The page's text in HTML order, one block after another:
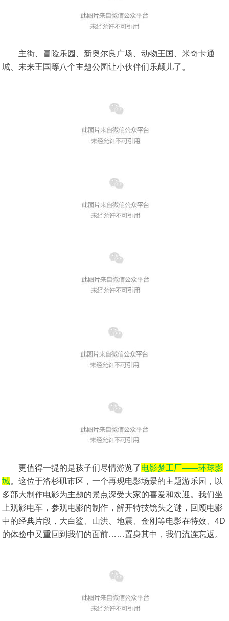
主街、冒险乐园、新奥尔良广场、动物王国、米奇卡通
城、未来王国等八个主题公园让小伙伴们乐颠儿了。
更值得一提的是孩子们尽情游览了电影梦工厂——环球影
城。这位于洛杉矶市区，一个再现电影场景的主题游乐园，以
多部大制作电影为主题的景点深受大家的喜爱和欢迎。我们坐
上观影电车，参观电影的制作，解开特技镜头之谜，回顾电影
中的经典片段，大白鲨、山洪、地震、金刚等电影在特效、4D
的体验中又重回到我们的面前……置身其中，我们流连忘返。